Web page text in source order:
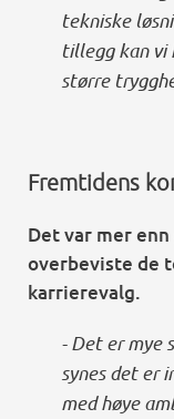
tekniske
tillegg kan vi
større
Fremtidens
Det var mer
overbeviste de
karrierevalg.
- Det er mye
synes det er
med høye